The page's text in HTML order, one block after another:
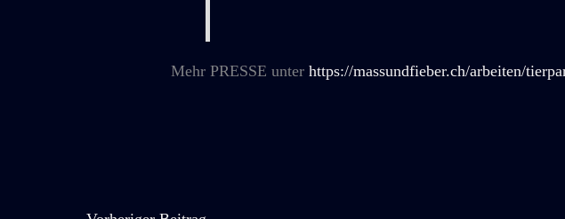
Mehr PRESSE unterhttps://massundfieber.ch/arbeiten/